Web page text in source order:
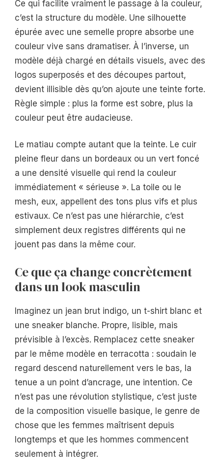
Ce qui facilite vraiment le passage à la couleur,
c’est la structure du modèle. Une silhouette
épurée avec une semelle propre absorbe une
couleur vive sans dramatiser. À l’inverse, un
modèle déjà chargé en détails visuels, avec des
logos superposés et des découpes partout,
devient illisible dès qu’on ajoute une teinte forte.
Règle simple : plus la forme est sobre, plus la
couleur peut être audacieuse.
Le matiau compte autant que la teinte. Le cuir
pleine fleur dans un bordeaux ou un vert foncé
a une densité visuelle qui rend la couleur
immédiatement « sérieuse ». La toile ou le
mesh, eux, appellent des tons plus vifs et plus
estivaux. Ce n’est pas une hiérarchie, c’est
simplement deux registres différents qui ne
jouent pas dans la même cour.
Ce que ça change concrètement
dans un look masculin
Imaginez un jean brut indigo, un t-shirt blanc et
une sneaker blanche. Propre, lisible, mais
prévisible à l’excès. Remplacez cette sneaker
par le même modèle en terracotta : soudain le
regard descend naturellement vers le bas, la
tenue a un point d’ancrage, une intention. Ce
n’est pas une révolution stylistique, c’est juste
de la composition visuelle basique, le genre de
chose que les femmes maîtrisent depuis
longtemps et que les hommes commencent
seulement à intégrer.